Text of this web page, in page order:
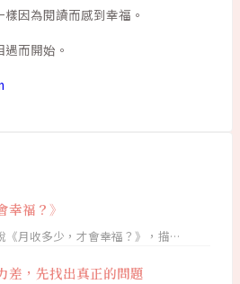
因為閱讀而感到幸福。
而開始。
幸福？》
《月收多少，才會幸福？》，描…
差，先找出真正的問題